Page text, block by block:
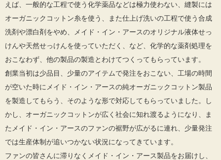
えば、一般的な工程で使う化学薬品などは極力使わない、縫製には
オーガニックコットン糸を使う、また仕上げ洗いの工程で使う合成
洗剤や漂白剤をやめ、メイド・イン・アースのオリジナル液体せっ
けんや天然せっけんを使っていただく、など、化学的な薬剤処理を
おこなわず、他の製品の製造とわけてつくってもらっています。
創業当初は少品目、少量のアイテムで発注をおこない、工場の時間
が空いた時にメイド・イン・アースの純オーガニックコットン製品
を製造してもらう、そのような形で対応してもらっていました。し
かし、オーガニックコットンが広く社会に知れ渡るようになり、ま
たメイド・イン・アースのファンの裾野が広がるに連れ、少量発注
では生産体制が追いつかない状況になってきています。
ファンの皆さんに滞りなくメイド・イン・アース製品をお届けし、